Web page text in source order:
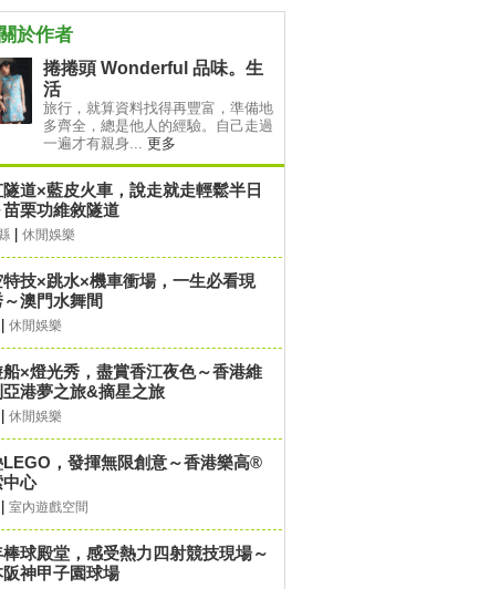
關於作者
捲捲頭 Wonderful 品味。生
活
旅行，就算資料找得再豐富，準備地
多齊全，總是他人的經驗。自己走過
一遍才有親身... 更多
道×藍皮火車，說走就走輕鬆半日
栗功維敘隧道
休閒娛樂
特技×跳水×機車衝場，一生必看現
澳門水舞間
休閒娛樂
×燈光秀，盡賞香江夜色～香港維
亞港夢之旅&摘星之旅
休閒娛樂
LEGO，發揮無限創意～香港樂高®
心
室內遊戲空間
球殿堂，感受熱力四射競技現場～
阪神甲子園球場